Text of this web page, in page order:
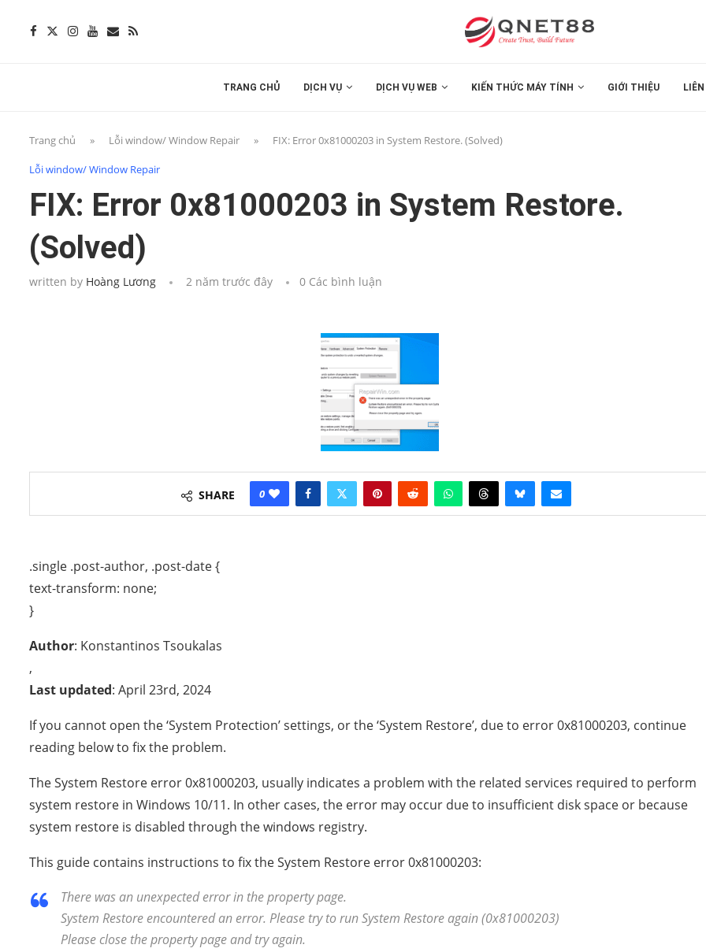
TRANG CHỦ DỊCH VỤ DỊCH VỤ WEB KIẾN THỨC MÁY TÍNH GIỚI THIỆU
Trang chủ » Lỗi window/ Window Repair » FIX: Error 0x81000203 in System Restore. (Solved)
Lỗi window/ Window Repair
FIX: Error 0x81000203 in System Restore.
(Solved)
written by Hoàng Lương 2 năm trước đây 0 Các bình luận
SHARE 0
.single .post-author, .post-date {
text-transform: none;
}
Author: Konstantinos Tsoukalas
,
Last updated: April 23rd, 2024
If you cannot open the ‘System Protection’ settings, or the ‘System Restore’, due to error 0x81000203, continue
reading below to fix the problem.
The System Restore error 0x81000203, usually indicates a problem with the related services required to perform
system restore in Windows 10/11. In other cases, the error may occur due to insufficient disk space or because
system restore is disabled through the windows registry.
This guide contains instructions to fix the System Restore error 0x81000203:
There was an unexpected error in the property page.
System Restore encountered an error. Please try to run System Restore again (0x81000203)
Please close the property page and try again.